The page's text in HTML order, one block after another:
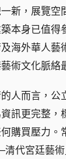
新，展覽空
本身已值得
海外華人藝
術文化脈絡
人而言，公
訊更完整，
購買壓力。
代宮廷藝